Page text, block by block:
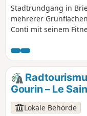
Stadtrundgang in
mehrerer
Conti mit seinem
8,7 ha große
2024 7.500 Bäume
Der Parcours bietet
Ausruhen und
Kinderspielplätzen
Gourin – Le
Lokale Behörde